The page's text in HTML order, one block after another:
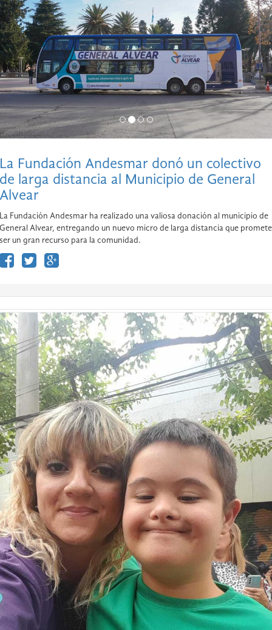
La Fundación Andesmar donó un colectivo
de larga distancia al Municipio de General
Alvear
La Fundación Andesmar ha realizado una valiosa donación al municipio de
General Alvear, entregando un nuevo micro de larga distancia que promete
ser un gran recurso para la comunidad.